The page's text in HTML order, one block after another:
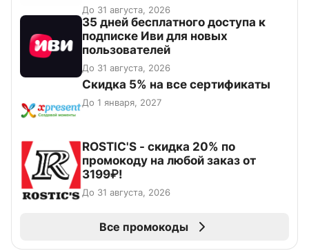
До 31 августа, 2026
35 дней бесплатного доступа к
подписке Иви для новых
пользователей
До 31 августа, 2026
Скидка 5% на все сертификаты
До 1 января, 2027
ROSTIC'S - скидка 20% по
промокоду на любой заказ от
3199₽!
До 31 августа, 2026
Все промокоды